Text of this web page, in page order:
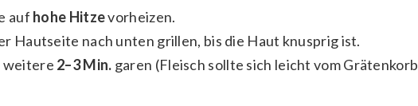
auf hohe Hitzevorheizen.
Hautseite nach unten grillen, bis die Haut knusprig ist.
weitere 2–3 Min. garen (Fleisch sollte sich leicht vom Grätenkorb